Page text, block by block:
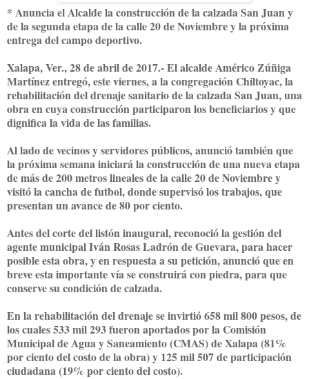
* Anuncia el Alcalde la construcción de la calzada San Juan y
de la segunda etapa de la calle 20 de Noviembre y la próxima
entrega del campo deportivo.
Xalapa, Ver., 28 de abril de 2017.- El alcalde Américo Zúñiga
Martínez entregó, este viernes, a la congregación Chiltoyac, la
rehabilitación del drenaje sanitario de la calzada San Juan, una
obra en cuya construcción participaron los beneficiarios y que
dignifica la vida de las familias.
Al lado de vecinos y servidores públicos, anunció también que
la próxima semana iniciará la construcción de una nueva etapa
de más de 200 metros lineales de la calle 20 de Noviembre y
visitó la cancha de futbol, donde supervisó los trabajos, que
presentan un avance de 80 por ciento.
Antes del corte del listón inaugural, reconoció la gestión del
agente municipal Iván Rosas Ladrón de Guevara, para hacer
posible esta obra, y en respuesta a su petición, anunció que en
breve esta importante vía se construirá con piedra, para que
conserve su condición de calzada.
En la rehabilitación del drenaje se invirtió 658 mil 800 pesos, de
los cuales 533 mil 293 fueron aportados por la Comisión
Municipal de Agua y Saneamiento (CMAS) de Xalapa (81%
por ciento del costo de la obra) y 125 mil 507 de participación
ciudadana (19% por ciento del costo).